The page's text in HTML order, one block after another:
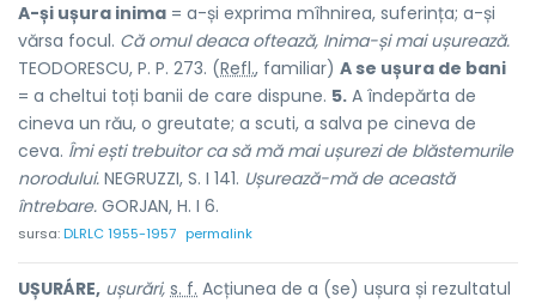
A-și ușura inima = a-și exprima mîhnirea, suferința; a-și
vărsa focul. Că omul deaca oftează, Inima-și mai ușurează.
TEODORESCU, P. P. 273. (Refl., familiar) A se ușura de bani
= a cheltui toți banii de care dispune. 5. A îndepărta de
cineva un rău, o greutate; a scuti, a salva pe cineva de
ceva. Îmi ești trebuitor ca să mă mai ușurezi de blăstemurile
norodului. NEGRUZZI, S. I 141. Ușurează-mă de această
întrebare. GORJAN, H. I 6.
sursa:DLRLC 1955-1957 permalink
UȘURÁRE, ușurări, s. f. Acțiunea de a (se) ușura și rezultatul